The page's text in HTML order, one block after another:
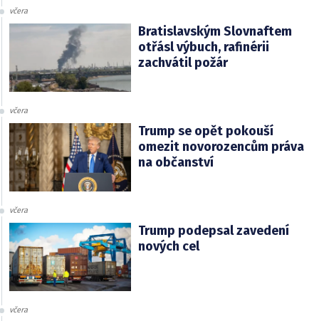
včera
Bratislavským Slovnaftem
otřásl výbuch, rafinérii
zachvátil požár
včera
Trump se opět pokouší
omezit novorozencům práva
na občanství
včera
Trump podepsal zavedení
nových cel
včera